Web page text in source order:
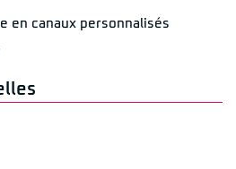
en canaux personnalisés